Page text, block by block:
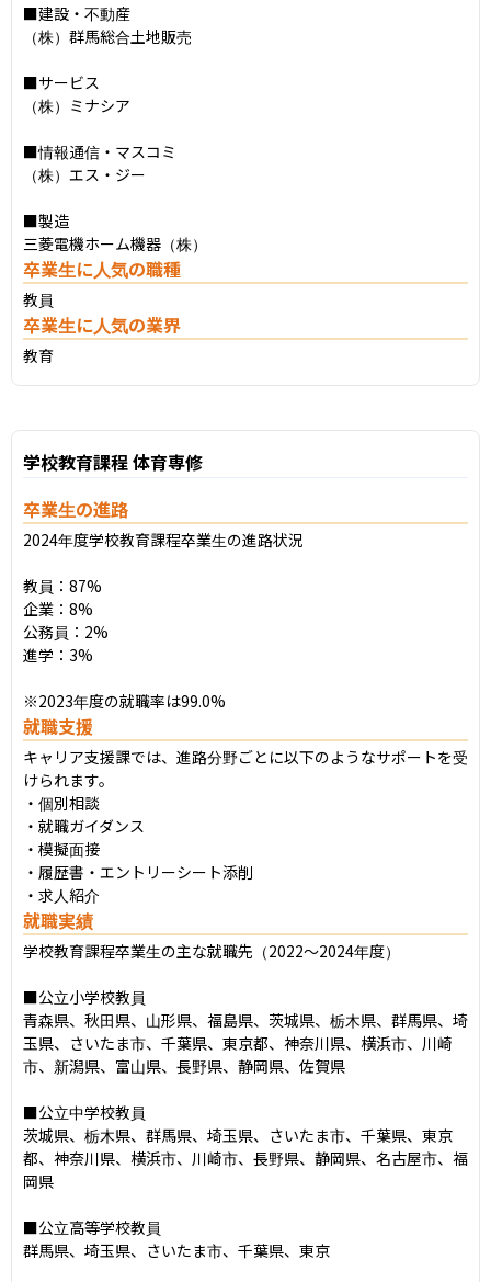
■建設・不動産
（株）群馬総合土地販売
■サービス
（株）ミナシア
■情報通信・マスコミ
（株）エス・ジー
■製造
三菱電機ホーム機器（株）
卒業生に人気の職種
教員
卒業生に人気の業界
教育
学校教育課程 体育専修
卒業生の進路
2024年度学校教育課程卒業生の進路状況
教員：87%
企業：8%
公務員：2%
進学：3%
※2023年度の就職率は99.0%
就職支援
キャリア支援課では、進路分野ごとに以下のようなサポートを受
けられます。
・個別相談
・就職ガイダンス
・模擬面接
・履歴書・エントリーシート添削
・求人紹介
就職実績
学校教育課程卒業生の主な就職先（2022〜2024年度）
■公立小学校教員
青森県、秋田県、山形県、福島県、茨城県、栃木県、群馬県、埼
玉県、さいたま市、千葉県、東京都、神奈川県、横浜市、川崎
市、新潟県、富山県、長野県、静岡県、佐賀県
■公立中学校教員
茨城県、栃木県、群馬県、埼玉県、さいたま市、千葉県、東京
都、神奈川県、横浜市、川崎市、長野県、静岡県、名古屋市、福
岡県
■公立高等学校教員
群馬県、埼玉県、さいたま市、千葉県、東京